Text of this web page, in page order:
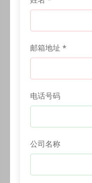
邮箱地址 *
电话号码
公司名称